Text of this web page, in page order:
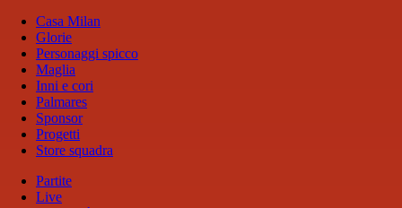
Casa Milan
Glorie
Personaggi spicco
Maglia
Inni e cori
Palmares
Sponsor
Progetti
Store squadra
Partite
Live